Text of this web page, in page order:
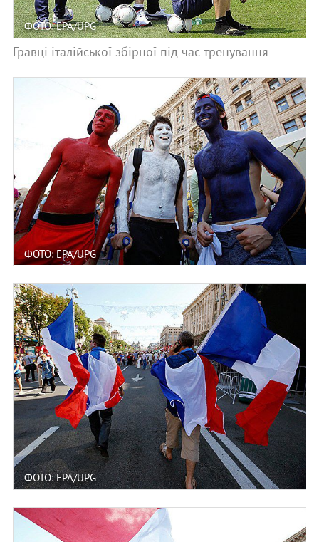
ФОТО: EPA/UPG
Гравці італійської збірної під час тренування
ФОТО: EPA/UPG
ФОТО: EPA/UPG